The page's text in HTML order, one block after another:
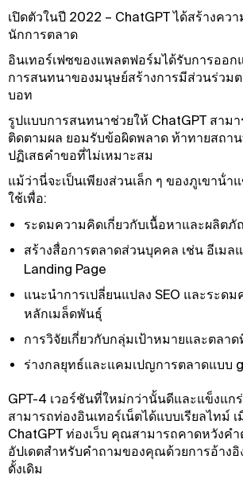
เปิดตัวในปี 2022 – ChatGPT ได้สร้างคว
นักการตลาด
อินเทอร์เฟซของแพลตฟอร์มได้รับการออก
การสนทนาของมนุษย์สร้างการมีส่วนร่วม
บอท
รูปแบบการสนทนาช่วยให้ ChatGPT สาม
ติดตามผล ยอมรับข้อผิดพลาด ท้าทายสถา
ปฏิเสธคําขอที่ไม่เหมาะสม
แม้ว่านี่จะเป็นเพียงส่วนเล็ก ๆ ของภูเขาน้ํา
ใช้เพื่อ:
ระดมความคิดเกี่ยวกับเนื้อหาและผลิต
สร้างสื่อการตลาดส่วนบุคคล เช่น อีเมล
Landing Page
แนะนําการเปลี่ยนแปลง SEO และระด
หลักเมล็ดพันธุ์
การวิจัยเกี่ยวกับกลุ่มเป้าหมายและตลา
ร่างกลยุทธ์และแคมเปญการตลาดแบบ
GPT-4 เวอร์ชันที่ใหม่กว่านั้นดีและแข็งแก
สามารถท่องอินเทอร์เน็ตได้แบบเรียลไทม์
ChatGPT ท่องเว็บ คุณสามารถคาดหวังคํ
อัปเดตสําหรับคําถามของคุณด้วยการอ้างอิ
ดั้งเดิม